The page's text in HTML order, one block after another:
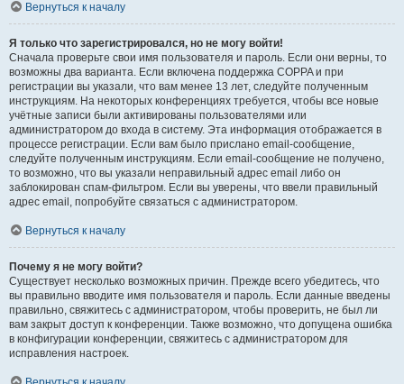
Вернуться к началу
Я только что зарегистрировался, но не могу войти!
Сначала проверьте свои имя пользователя и пароль. Если они верны, то
возможны два варианта. Если включена поддержка COPPA и при
регистрации вы указали, что вам менее 13 лет, следуйте полученным
инструкциям. На некоторых конференциях требуется, чтобы все новые
учётные записи были активированы пользователями или
администратором до входа в систему. Эта информация отображается в
процессе регистрации. Если вам было прислано email-сообщение,
следуйте полученным инструкциям. Если email-сообщение не получено,
то возможно, что вы указали неправильный адрес email либо он
заблокирован спам-фильтром. Если вы уверены, что ввели правильный
адрес email, попробуйте связаться с администратором.
Вернуться к началу
Почему я не могу войти?
Существует несколько возможных причин. Прежде всего убедитесь, что
вы правильно вводите имя пользователя и пароль. Если данные введены
правильно, свяжитесь с администратором, чтобы проверить, не был ли
вам закрыт доступ к конференции. Также возможно, что допущена ошибка
в конфигурации конференции, свяжитесь с администратором для
исправления настроек.